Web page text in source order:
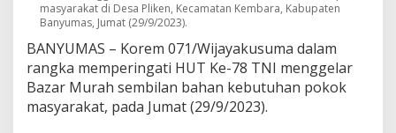
e
l
r
B
a
z
masyarakat di Desa Pliken, Kecamatan Kembara, Kabupaten
Banyumas, Jumat (29/9/2023).
BANYUMAS – Korem 071/Wijayakusuma dalam
rangka memperingati HUT Ke-78 TNI menggelar
Bazar Murah sembilan bahan kebutuhan pokok
masyarakat, pada Jumat (29/9/2023).